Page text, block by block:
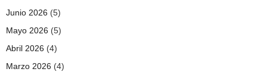
Junio 2026 (5)
Mayo 2026 (5)
Abril 2026 (4)
Marzo 2026 (4)